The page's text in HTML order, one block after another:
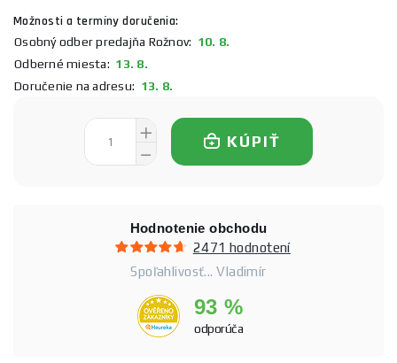
Možnosti a termíny doručenia:
Osobný odber predajňa Rožnov: 10. 8.
Odberné miesta: 13. 8.
Doručenie na adresu: 13. 8.
KÚPIŤ
Hodnotenie obchodu
2471 hodnotení
Spoľahlivosť... Vladimír
93 %
odporúča